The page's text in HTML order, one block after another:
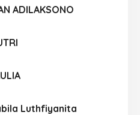
ADILAKSONO
Luthfiyanita